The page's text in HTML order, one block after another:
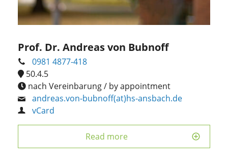
Prof. Dr. Andreas von Bubnoff
0981 4877-418
50.4.5
nach Vereinbarung / by appointment
andreas.von-bubnoff(at)hs-ansbach.de
vCard
Read more